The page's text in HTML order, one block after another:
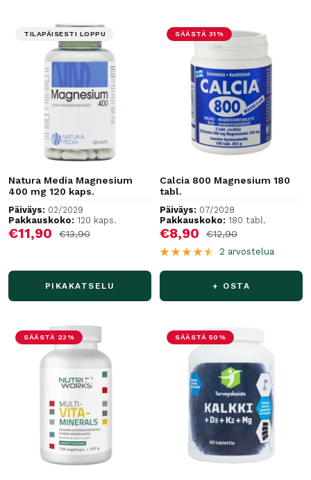
TILAPÄISESTI LOPPU
Natura Media Magnesium
400 mg 120 kaps.
Päiväys: 02/2029
Pakkauskoko: 120 kaps.
Alennushinta
€11,90 Normaalihinta
€13,90
PIKAKATSELU
SÄÄSTÄ 31%
Calcia 800 Magnesium 180
tabl.
Päiväys: 07/2028
Pakkauskoko: 180 tabl.
Alennushinta
€8,90 Normaalihinta
€12,90
2 arvostelua
+ OSTA
SÄÄSTÄ 23% SÄÄSTÄ 50%